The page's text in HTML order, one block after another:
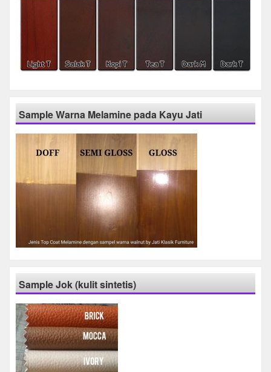
Sample Warna Melamine pada Kayu Jati
Sample Jok (kulit sintetis)